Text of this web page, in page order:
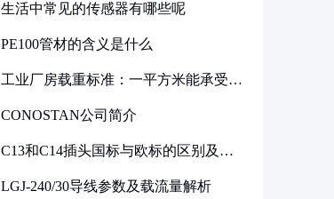
生活中常见的传感器有哪些呢
PE100管材的含义是什么
工业厂房载重标准：一平方米能承受多
CONOSTAN公司简介
C13和C14插头国标与欧标的区别及其
LGJ-240/30导线参数及载流量解析